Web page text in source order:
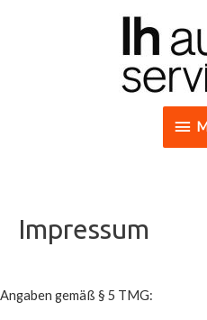
Impressum
Angaben gemäß § 5 TMG: